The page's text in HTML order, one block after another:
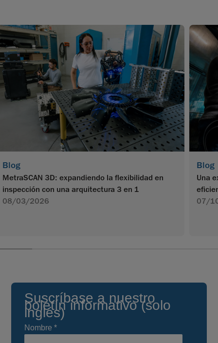
Blog
MetraSCAN 3D: expandiendo la flexibilidad en
inspección con una arquitectura 3 en 1
08/03/2026
Blog
Una
07/